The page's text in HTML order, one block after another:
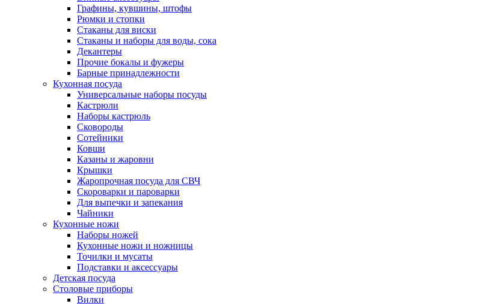
Графины, кувшины, штофы
Рюмки и стопки
Стаканы для виски
Стаканы и наборы для воды, сока
Декантеры
Прочие бокалы и фужеры
Барные принадлежности
Кухонная посуда
Универсальные наборы посуды
Кастрюли
Наборы кастрюль
Сковороды
Сотейники
Ковши
Казаны и жаровни
Крышки
Жаропрочная посуда для СВЧ
Скороварки и пароварки
Для выпечки и запекания
Чайники
Кухонные ножи
Наборы ножей
Кухонные ножи и ножницы
Точилки и мусаты
Подставки и аксессуары
Детская посуда
Столовые приборы
Вилки